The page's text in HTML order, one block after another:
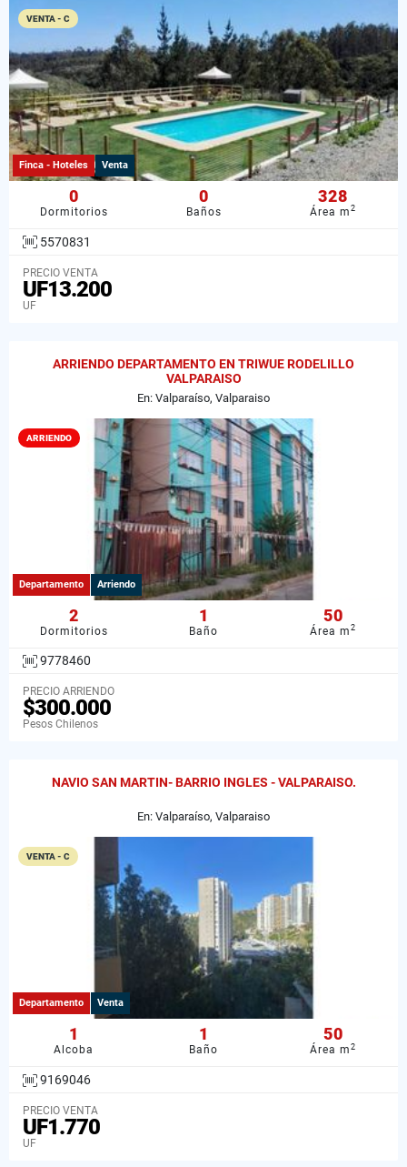
VENTA - C
Finca - Hoteles Venta
0
Dormitorios
0
Baños
328
Área m2
5570831
PRECIO VENTA
UF13.200
UF
ARRIENDO DEPARTAMENTO EN TRIWUE RODELILLO
VALPARAISO
En: Valparaíso, Valparaiso
ARRIENDO
Departamento Arriendo
2
Dormitorios
1
Baño
50
Área m2
9778460
PRECIO ARRIENDO
$300.000
Pesos Chilenos
NAVIO SAN MARTIN- BARRIO INGLES - VALPARAISO.
En: Valparaíso, Valparaiso
VENTA - C
Departamento Venta
1
Alcoba
1
Baño
50
Área m2
9169046
PRECIO VENTA
UF1.770
UF